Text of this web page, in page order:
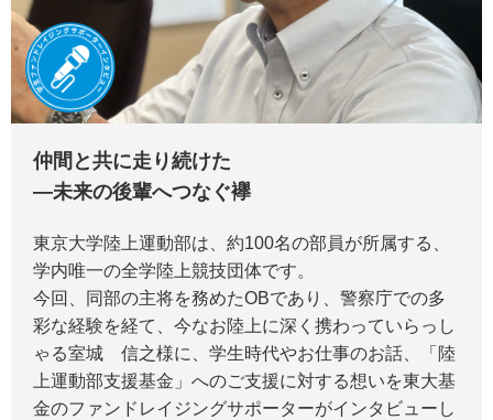
仲間と共に走り続けた
―未来の後輩へつなぐ襷
東京大学陸上運動部は、約100名の部員が所属する、
学内唯一の全学陸上競技団体です。
今回、同部の主将を務めたOBであり、警察庁での多
彩な経験を経て、今なお陸上に深く携わっていらっし
ゃる室城 信之様に、学生時代やお仕事のお話、「陸
上運動部支援基金」へのご支援に対する想いを東大基
金のファンドレイジングサポーターがインタビューし